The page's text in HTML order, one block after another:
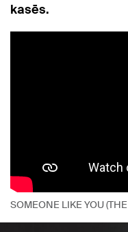
kasēs.
SOMEONE LIKE YOU